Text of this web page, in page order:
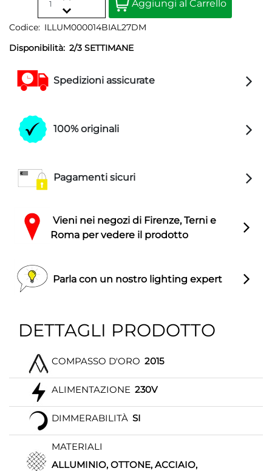
Aggiungi al Carrello
Codice: ILLUM000014BIAL27DM
Disponibilità: 2/3 SETTIMANE
Spedizioni assicurate
100% originali
Pagamenti sicuri
Vieni nei negozi di Firenze, Terni e
Roma per vedere il prodotto
Parla con un nostro lighting expert
DETTAGLI PRODOTTO
COMPASSO D'ORO 2015
ALIMENTAZIONE 230V
DIMMERABILITÀ SI
MATERIALI
ALLUMINIO, OTTONE, ACCIAIO,